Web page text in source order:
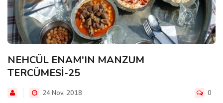
NEHCÜL ENAM'IN MANZUM
TERCÜMESİ-25
24 Nov, 2018 0